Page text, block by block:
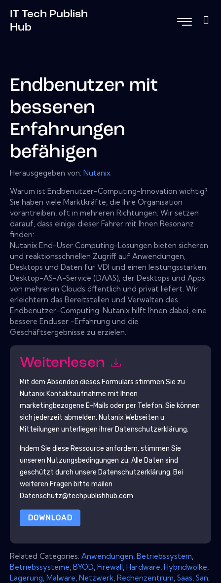
IT Tech Publish
Hub
Endbenutzer mit
besseren
Erfahrungen
befähigen
Herausgegeben von: Nutanix
Warum ist Endbenutzer-Computing-Innovation wichtig?
Sie haben viele Marktkräfte, die Ihre Organisation
vorantreiben, oft in mehreren Richtungen. Wir setzen
darauf, dass einige dieser Fahrer mit Ihnen Resonanz
finden:
Nutanix End-User Computing-Lösungen bieten sicheren
und reaktionsschnellen Zugriff auf Anwendungen,
Desktops und Daten für VDI und einen leistungsstarken
Desktop-AS-A-Service (DAAS), der Desktops und Apps
von mehreren Clouds öffentlich und privat liefert. Wir
erleichtern das Bereitstellen und Verwalten des
Endbenutzer-Computing. Nutanix hilft Ihnen dabei, eine
bessere Enduser -Erfahrung und die
Geschäftsergebnisse zu erzielen.
Weiterlesen
Mit dem Absenden dieses Formulars stimmen Sie zu
Nutanix Kontaktaufnahme mit Ihnen
marketingbezogene E-Mails oder per Telefon. Sie können
sich jederzeit abmelden. Nutanix Webseiten u
Mitteilungen unterliegen ihrer Datenschutzerklärung.
Indem Sie diese Ressource anfordern, stimmen Sie
unseren Nutzungsbedingungen zu. Alle Daten sind
geschützt durch unsere Datenschutzerklärung. Bei
weiteren Fragen bitte mailen
Datenschutz@techpublishhub.com
DOWNLOAD
Related Categories: Anwendungen Betriebssystem
Betriebssysteme BYOD Firewall Hardware Hybridwolke
Lagerung Malware Netzwerk Rechenzentrum Saas San